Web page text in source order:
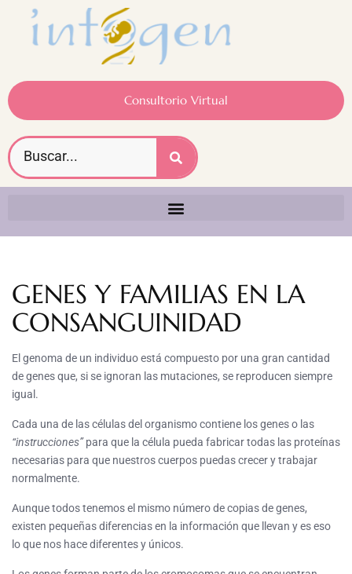
Consultorio Virtual
GENES Y FAMILIAS EN LA
CONSANGUINIDAD
El genoma de un individuo está compuesto por una gran cantidad
de genes que, si se ignoran las mutaciones, se reproducen siempre
igual.
Cada una de las células del organismo contiene los genes o las
“instrucciones”para que la célula pueda fabricar todas las proteínas
necesarias para que nuestros cuerpos puedas crecer y trabajar
normalmente.
Aunque todos tenemos el mismo número de copias de genes,
existen pequeñas diferencias en la información que llevan y es eso
lo que nos hace diferentes y únicos.